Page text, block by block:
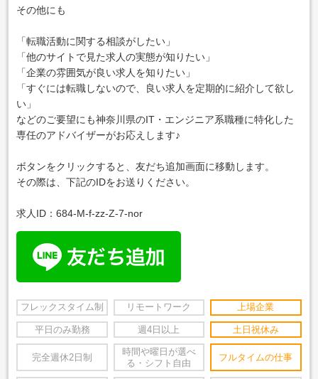
その他にも
「転職活動に関する相談がしたい」
「他のサイトで見た求人の実態が知りたい」
「企業の雰囲気が良い求人を知りたい」
「すぐには転職しないので、良い求人を定期的に紹介して欲し
い」
などのご要望にも神奈川県のIT・エンジニア系職種に特化した
専任のアドバイザーがお応えします♪
ボタンをクリックすると、友だち追加画面に移動します。
その際は、下記のIDをお送りください。
求人ID：684-M-f-zz-Z-7-nor
フレックスタイム制 リモートワーク 上場企業
平日のみ勤務 週4日以上 土日祝休み
完全週休2日制
時間や曜日が選べ
る・シフト自由
フルタイムの仕事